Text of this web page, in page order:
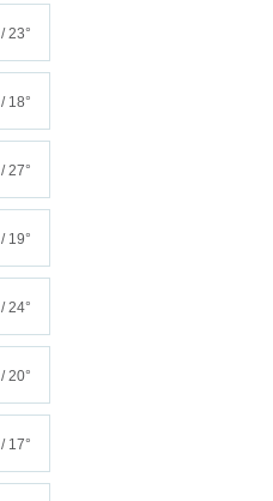
/ 23°
/ 18°
/ 27°
/ 19°
/ 24°
/ 20°
/ 17°